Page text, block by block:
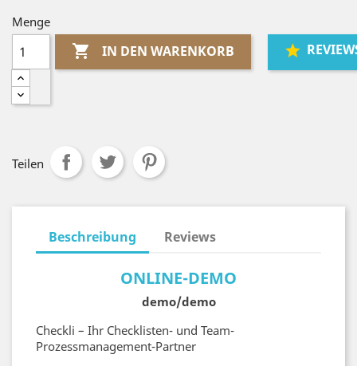
Menge
 IN DEN WARENKORB
Teilen
Beschreibung Reviews
ONLINE-DEMO
demo/demo
Checkli – Ihr Checklisten- und Team-
Prozessmanagement-Partner